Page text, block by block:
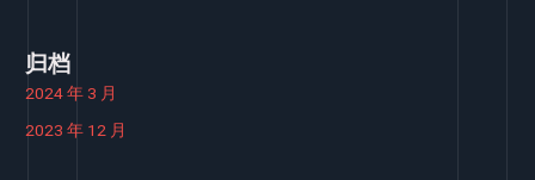
归档
2024 年 3 月
2023 年 12 月